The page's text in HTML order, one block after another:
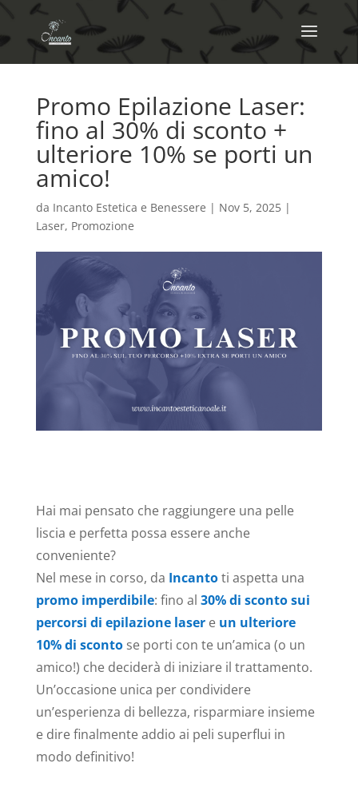
Promo Epilazione Laser:
fino al 30% di sconto +
ulteriore 10% se porti un
amico!
da Incanto Estetica e Benessere | Nov 5, 2025|
Laser, Promozione
Hai mai pensato che raggiungere una pelle
liscia e perfetta possa essere anche
conveniente?
Nel mese in corso, da Incantoti aspetta una
promo imperdibile: fino al 30% di sconto sui
percorsi di epilazione lasere un ulteriore
10% di scontose porti con te un’amica (o un
amico!) che deciderà di iniziare il trattamento.
Un’occasione unica per condividere
un’esperienza di bellezza, risparmiare insieme
e dire finalmente addio ai peli superflui in
modo definitivo!